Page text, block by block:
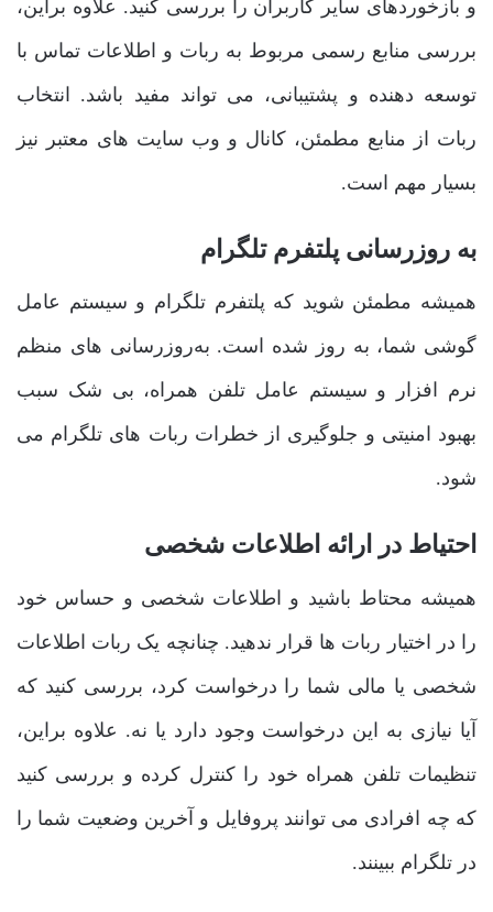
و بازخوردهای سایر کاربران را بررسی کنید. علاوه براین،
بررسی منابع رسمی مربوط به ربات و اطلاعات تماس با
توسعه دهنده و پشتیبانی، می تواند مفید باشد. انتخاب
ربات از منابع مطمئن، کانال و وب سایت های معتبر نیز
بسیار مهم است.
به روزرسانی پلتفرم تلگرام
همیشه مطمئن شوید که پلتفرم تلگرام و سیستم عامل
گوشی شما، به روز شده است. به‌روزرسانی های منظم
نرم افزار و سیستم عامل تلفن همراه، بی شک سبب
بهبود امنیتی و جلوگیری از خطرات ربات های تلگرام می
شود.
احتیاط در ارائه اطلاعات شخصی
همیشه محتاط باشید و اطلاعات شخصی و حساس خود
را در اختیار ربات ها قرار ندهید. چنانچه یک ربات اطلاعات
شخصی یا مالی شما را درخواست کرد، بررسی کنید که
آیا نیازی به این درخواست وجود دارد یا نه. علاوه براین،
تنظیمات تلفن همراه خود را کنترل کرده و بررسی کنید
که چه افرادی می توانند پروفایل و آخرین وضعیت شما را
در تلگرام ببینند.